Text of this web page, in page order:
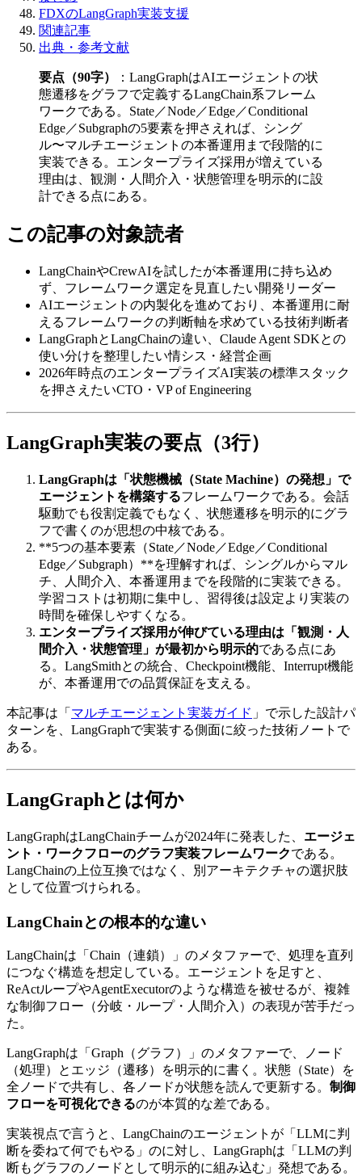
FDXのLangGraph実装支援
関連記事
出典・参考文献
要点（90字）
：LangGraphは​AIエージェントの​状
態遷移を​グラフで​定義する​LangChain系フレーム
ワークである。​State／Node／Edge／Conditional
Edge／Subgraphの​5要素を​押さえれば、​シング
ル〜マルチエージェントの​本番運用まで​段階的に​
実装できる。​エンタープライズ採用が​増えている​
理由は、​観測・​人間介入・状態管理を​明示的に​設
計できる点に​ある。
この​​記事の​​対象読者
LangChainや​CrewAIを​試したが​本番運用に​持ち込め
ず、​フレームワーク選定を​見直したい​開発リーダー
AIエージェントの​内製化を​進めており、​本番運用に​耐
える​フレームワークの​判断軸を​求めている​技術判断者
LangGraphと​LangChainの​違い、​Claude Agent SDKとの​
使い分けを​整理したい​情シス・経営企画
2026年時点の​エンタープライズAI実装の​標準スタック
を​押さえたい​CTO・VP of Engineering
LangGraph実装の​​要点​（3行）
LangGraphは「状態機械（State Machine）の発想」で
エージェントを構築するフレームワークである。​会話
駆動でも​役割定義でもなく、​状態遷移を​明示的に​グラ
フで​書くのが​思想の​中核である。
**5つの​基本要素​（State／Node／Edge／Conditional
Edge／Subgraph）​**を​理解すれば、​シングルから​マル
チ、​人間介入、​本番運用までを​段階的に​実装できる。​
学習コストは​初期に​集中し、​習得後は​設定より​実装の​
時間を​確保しやすくなる。
エンタープライズ採用が伸びている理由は「観測・人
間介入・状態管理」が最初から明示的である​点に​あ
る。​LangSmithとの​統合、​Checkpoint機能、​Interrupt機能
が、​本番運用での​品質保証を​支える。
本記事は「 マルチエージェント実装ガイド 」で​示した​設計パ
ターンを、​LangGraphで​実装する​側面に​絞った​技術ノートで
ある。
LangGraphとは​​何か
LangGraphは​LangChainチームが​2024年に​発表した、 エージェ
ント・ワークフローのグラフ実装フレームワークである。​
LangChainの​上位互換ではなく、​別アーキテクチャの​選択肢
と​して​位置づけられる。
LangChainとの​​根本的な​​違い
LangChainは​「Chain​（連鎖）」の​メタファーで、​処理を​直列
に​つなぐ​構造を​想定している。​エージェントを​足すと、​
ReActループや​AgentExecutorのような​構造を​被せるが、​複雑
な​制御フロー​（分岐・ループ・​人間介入）の​表現が​苦手だっ
た。
LangGraphは​「Graph​（グラフ）」の​メタファーで、​ノード​
（処理）と​エッジ​（遷移）を​明示的に​書く。​状態​（State）を​
全ノードで​共有し、​各ノードが​状態を​読んで​更新する。 制御
フローを可視化できるのが​本質的な差である。
実装視点で​言うと、​LangChainの​エージェントが​「LLMに​判
断を​委ねて​何でも​やる」のに​対し、​LangGraphは​「LLMの​判
断も​グラフの​ノードと​して​明示的に​組み込む」​発想である。